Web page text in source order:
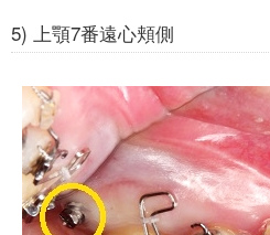
5) 上顎7番遠心頬側